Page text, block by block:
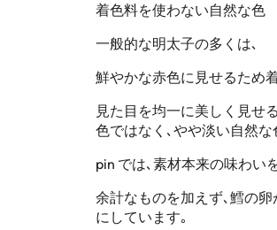
着色料を使わない自然な色
一般的な明太子の多くは､
鮮やかな赤色に見せるため
見た目を均一に美しく見せ
色ではなく､ やや淡い自然な
pin では､素材本来の味わい
余計なものを加えず､ 鱈の卵
にしています｡